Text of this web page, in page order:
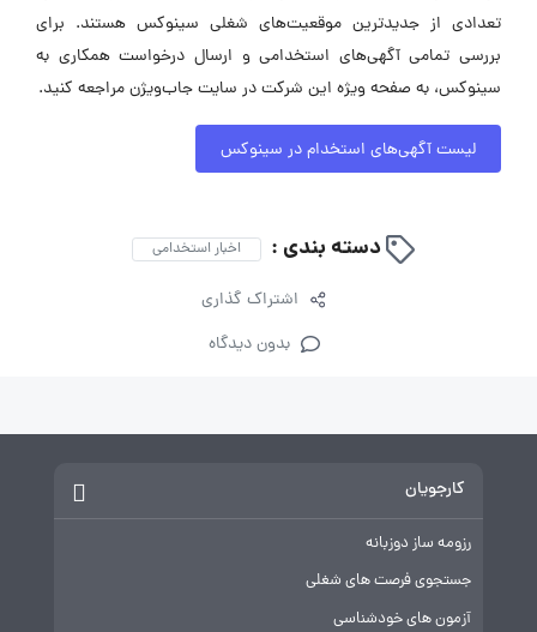
تعدادی از جدیدترین موقعیت‌های شغلی سینوکس هستند. برای
بررسی تمامی آگهی‌های استخدامی و ارسال درخواست همکاری به
سینوکس، به صفحه ویژه این شرکت در سایت جاب‌ویژن مراجعه کنید.
لیست آگهی‌های استخدام در سینوکس
دسته بندی : اخبار استخدامی
اشتراک گذاری
بدون دیدگاه
کارجویان
رزومه ساز دوزبانه
جستجوی فرصت های شغلی
آزمون های خودشناسی